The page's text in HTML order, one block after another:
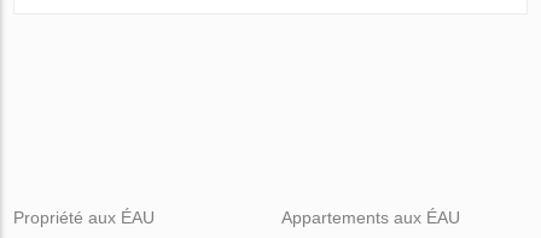
Propriété aux ÉAU
Appartements aux ÉAU